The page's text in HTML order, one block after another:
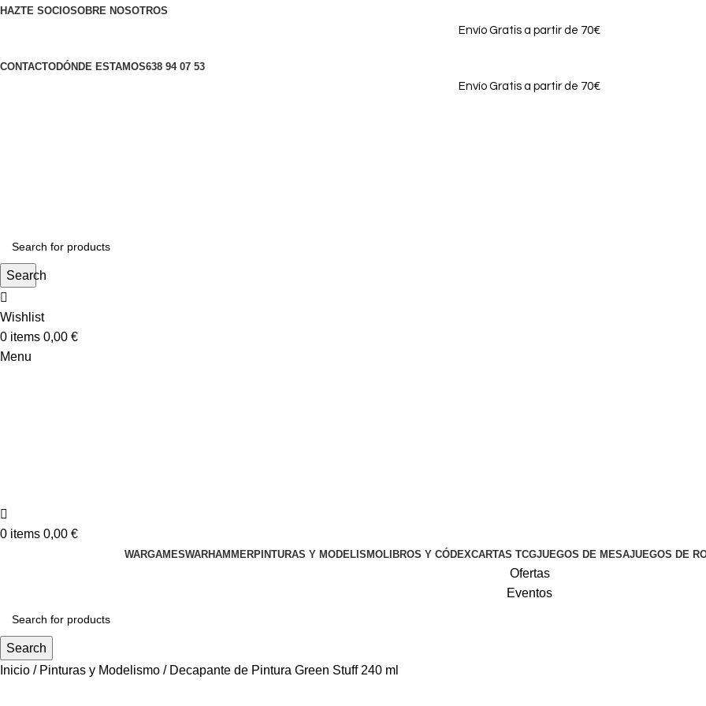
HAZTE SOCIOSOBRE NOSOTROS
Envío Gratis a partir de 70€
CONTACTODÓNDE ESTAMOS638 94 07 53
Envío Gratis a partir de 70€
Search
Wishlist
0 items 0,00 €
Menu
0 items 0,00 €
WARGAMESWARHAMMERPINTURAS Y MODELISMOLIBROS Y CÓDEXCARTAS TCGJUEGOS DE MESAJUEGOS DE
Ofertas
Eventos
Search
Inicio
Pinturas y Modelismo Decapante de Pintura Green Stuff 240 ml